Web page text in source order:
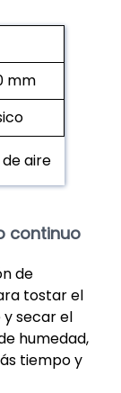
mm
aire
continuo
de
tostar el
secar el
humedad,
tiempo y